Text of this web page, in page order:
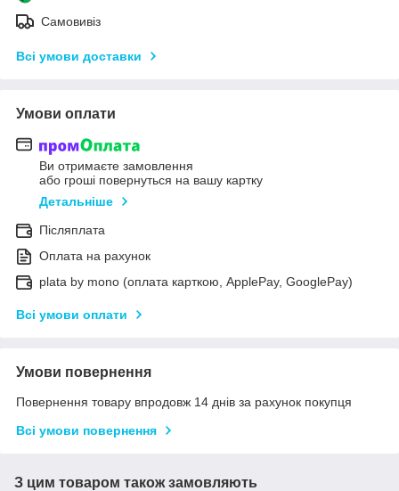
Самовивіз
Всі умови доставки
Умови оплати
Ви отримаєте замовлення
або гроші повернуться на вашу картку
Детальніше
Післяплата
Оплата на рахунок
plata by mono (оплата карткою, ApplePay, GooglePay)
Всі умови оплати
Умови повернення
Повернення товару впродовж 14 днів за рахунок покупця
Всі умови повернення
З цим товаром також замовляють